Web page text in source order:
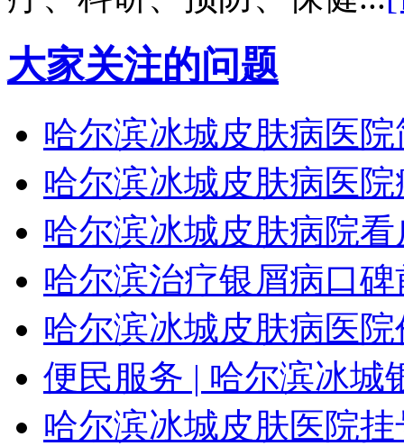
大家关注的问题
哈尔滨冰城皮肤病医
哈尔滨冰城皮肤病医
哈尔滨冰城皮肤病院
哈尔滨治疗银屑病口
哈尔滨冰城皮肤病医
便民服务 | 哈尔滨冰城
哈尔滨冰城皮肤医院